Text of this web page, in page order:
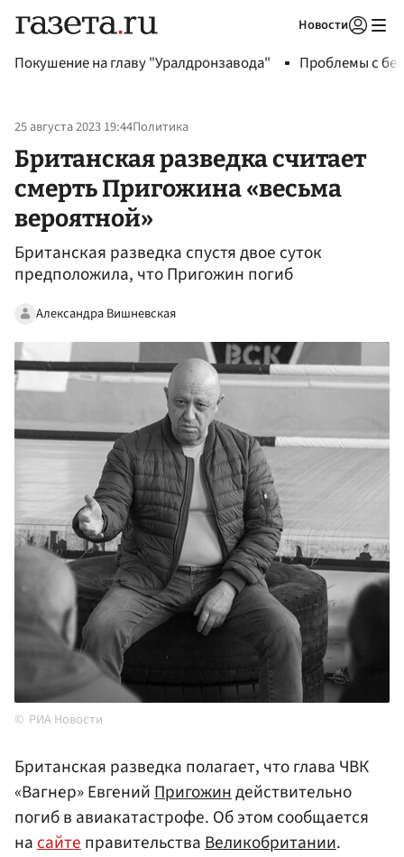
Новости
Покушение на главу "Уралдронзавода" Проблемы с
25 августа 2023 19:44Политика
Британская разведка считает
смерть Пригожина «весьма
вероятной»
Британская разведка спустя двое суток
предположила, что Пригожин погиб
Александра Вишневская
РИА Новости
Британская разведка полагает, что глава ЧВК
«Вагнер» ЕвгенийПригожиндействительно
погиб в авиакатастрофе. Об этом сообщается
насайтеправительстваВеликобритании.